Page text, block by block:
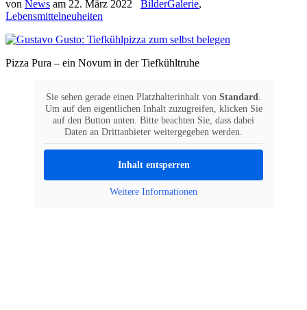
von News am 22. März 2022 BilderGalerie,
Lebensmittelneuheiten
Pizza Pura – ein Novum in der Tiefkühltruhe
Sie sehen gerade einen Platzhalterinhalt von Standard
Um auf den eigentlichen Inhalt zuzugreifen, klicken Sie
auf den Button unten. Bitte beachten Sie, dass dabei
Daten an Drittanbieter weitergegeben werden.
Inhalt entsperren
Weitere Informationen